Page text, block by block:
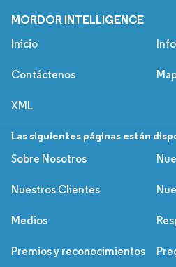
MORDOR INTELLIGENCE
Inicio
Contáctenos
XML
Las siguientes páginas están
Sobre Nosotros
Nuestros Clientes
Medios
Premios y reconocimientos